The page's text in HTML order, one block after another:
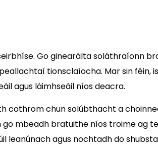
Go ginearálta soláthraíonn
tionsclaíocha. Mar sin féin,
agus láimhseáil níos deacra.
cothrom chun solúbthacht a
mbeadh bratuithe níos troime ag
agus nochtadh do